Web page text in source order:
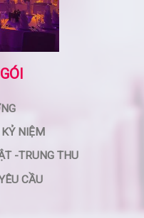
NIỆM
-TRUNG THU
CẦU